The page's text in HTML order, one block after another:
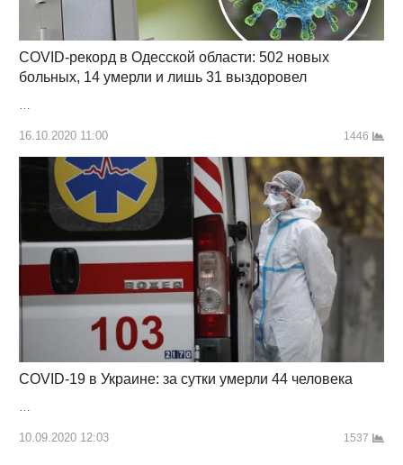
COVID-рекорд в Одесской области: 502 новых
больных, 14 умерли и лишь 31 выздоровел
16.10.2020 11:00 1446
COVID-19 в Украине: за сутки умерли 44 человека
…
10.09.2020 12:03 1537